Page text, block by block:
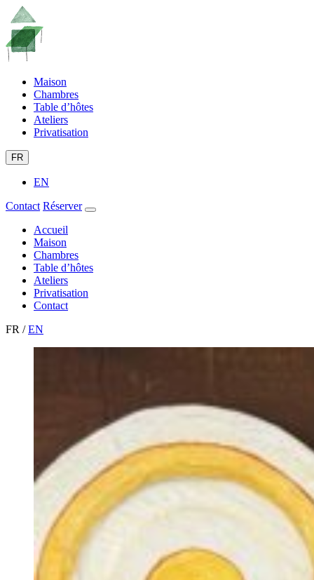
Maison
Chambres
Table d’hôtes
Ateliers
Privatisation
FR
EN
Contact Réserver
Accueil
Maison
Chambres
Table d’hôtes
Ateliers
Privatisation
Contact
FR / EN